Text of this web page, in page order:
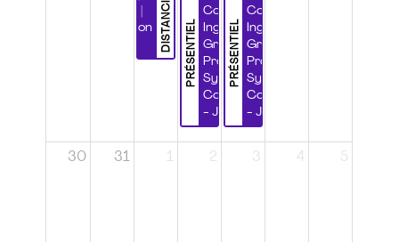
DISTANCIEL
Certification
PRÉSENTIEL
Congrès
Ingénierie
Grands
Projets et
Systèmes
Complexes
- Jour 1
PRÉSENTIEL
Congrès
Ingénierie
Grands
Projets et
Systèmes
Complexes
- Jour 2
30 31 1 2 3 4 5